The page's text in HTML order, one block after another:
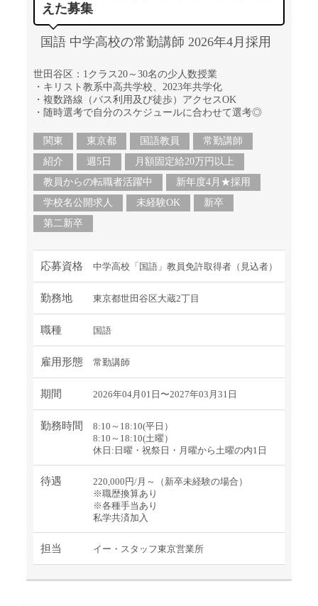
えた募集
国語 中学高校の常勤講師 2026年4月採用
世田谷区：1クラス20～30名の少人数授業
・キリスト教系中高共学校、2023年共学化
・複数路線（バス利用及び徒歩）アクセスOK
・随時選考で自分のスケジュールに合わせて選考◎
関東 東京都 国語教員
常勤講師
紹介
週5日
月額固定給20万円以上
教員からの転職者活躍中
新年度4月★採用
学校名公開求人
未経験OK
新卒
第二新卒
応募資格 中学高校「国語」教員免許取得者（見込者）
勤務地 東京都世田谷区大蔵2丁目
職種 国語
雇用形態 常勤講師
期間 2026年04月01日〜2027年03月31日
勤務時間
8:10～18:10(平日）
8:10～18:10(土曜）
休日:日曜・祝祭日・月曜から土曜の内1日
待遇
220,000円/月～（新卒未経験の場合）
※職歴換算あり
※各種手当あり
私学共済加入
担当 イー・スタッフ東京営業所